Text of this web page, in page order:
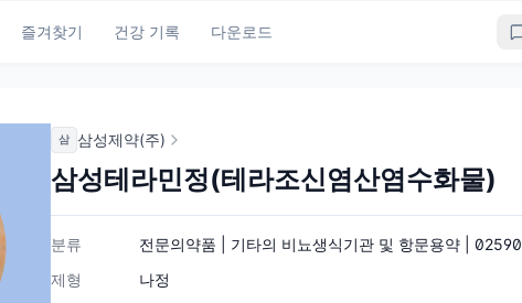
즐겨찾기 건강 기록 다운로드
삼 삼성제약(주)
삼성테라민정(테라조신염산염수화물)
분류
전문의약품 | 기타의 비뇨생식기관 및 항문용약 | 02590
제형
나정